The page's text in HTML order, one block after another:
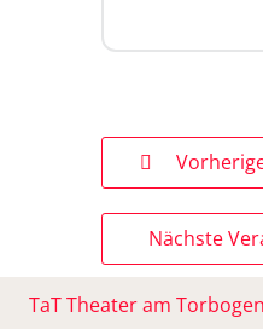
Nächste
TaT Theater am